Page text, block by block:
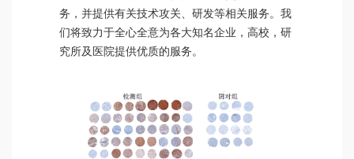
务，并提供有关技术攻关、研发等相关服务。我
们将致力于全心全意为各大知名企业，高校，研
究所及医院提供优质的服务。